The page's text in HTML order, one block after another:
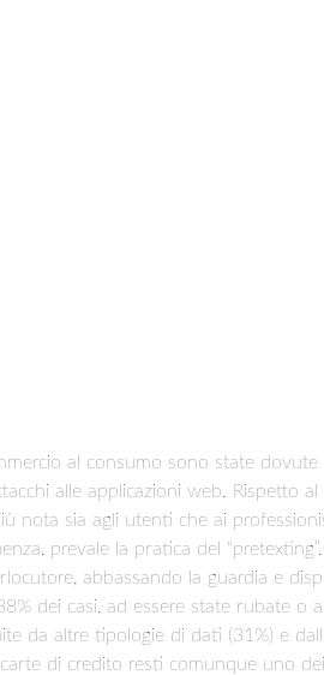
al consumo sono state dovute
alle applicazioni web. Rispetto al
nota sia agli utenti che ai
prevale la pratica del
abbassando la guardia e
dei casi, ad essere state rubate o
da altre tipologie di dati (31%) e
di credito resti comunque uno